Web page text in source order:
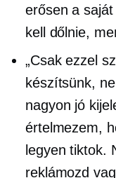
erősen a
kell dőlnie,
„Csak ezzel
készítsünk,
nagyon jó
értelmezem,
legyen tiktok.
reklámozd